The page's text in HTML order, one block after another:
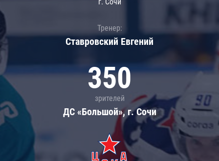
Тренер:
Ставровский Евгений
350
зрителей
ДС «Большой», г. Сочи